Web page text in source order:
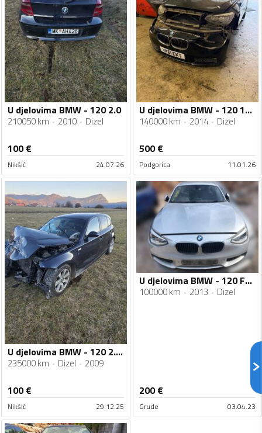
U djelovima BMW - 120 2.0
210050 km 2010 Dizel
100€
Nikšić 24.07.26
U djelovima BMW - 120 120 d
140000 km 2014 Dizel
500€
Podgorica 11.01.26
U djelovima BMW - 120 2.0 d
235000 km Dizel 2009
100€
Nikšić 29.12.25
U djelovima BMW - 120 F20 2.0D 2013g
100000 km 2013 Dizel
200€
Grude 03.04.23